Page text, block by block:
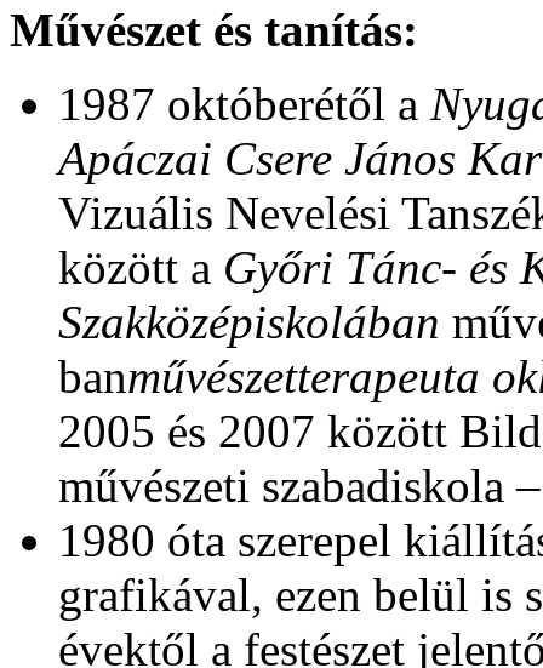
Művészet és tanítás:
1987 októberétől a
Apáczai Csere János
Vizuális Nevelési
között a Győri Tánc- és
Szakközépiskolában
banművészetterapeuta
2005 és 2007 között
művészeti szabadiskola
1980 óta szerepel
grafikával, ezen belül is
évektől a festészet